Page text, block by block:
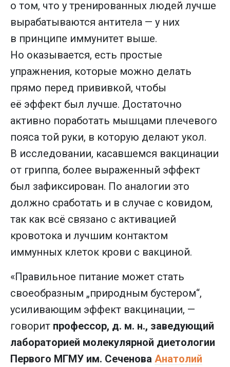
о том, что у тренированных людей лучше
вырабатываются антитела — у них
в принципе иммунитет выше.
Но оказывается, есть простые
упражнения, которые можно делать
прямо перед прививкой, чтобы
её эффект был лучше. Достаточно
активно поработать мышцами плечевого
пояса той руки, в которую делают укол.
В исследовании, касавшемся вакцинации
от гриппа, более выраженный эффект
был зафиксирован. По аналогии это
должно сработать и в случае с ковидом,
так как всё связано с активацией
кровотока и лучшим контактом
иммунных клеток крови с вакциной.
«Правильное питание может стать
своеобразным „природным бустером“,
усиливающим эффект вакцинации, —
говорит профессор, д. м. н., заведующий
лабораторией молекулярной диетологии
Первого МГМУ им. Сеченова Анатолий